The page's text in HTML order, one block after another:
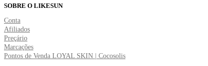
SOBRE O LIKESUN
Conta
Afiliados
Preçário
Marcações
Pontos de Venda LOYAL SKIN | Cocosolis